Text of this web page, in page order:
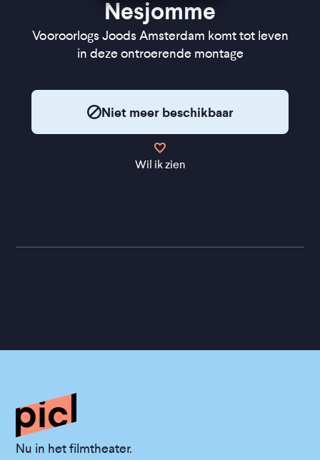
Nesjomme
Vooroorlogs Joods Amsterdam komt tot leven
in deze ontroerende montage
Niet meer beschikbaar
Wil ik zien
Nu in het filmtheater.